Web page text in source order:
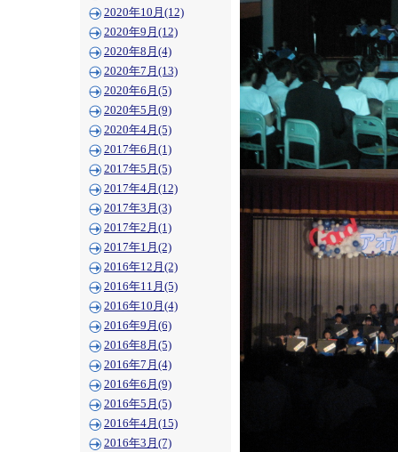
2020年10月(12)
2020年9月(12)
2020年8月(4)
2020年7月(13)
2020年6月(5)
2020年5月(9)
2020年4月(5)
2017年6月(1)
2017年5月(5)
2017年4月(12)
2017年3月(3)
2017年2月(1)
2017年1月(2)
2016年12月(2)
2016年11月(5)
2016年10月(4)
2016年9月(6)
2016年8月(5)
2016年7月(4)
2016年6月(9)
2016年5月(5)
2016年4月(15)
2016年3月(7)